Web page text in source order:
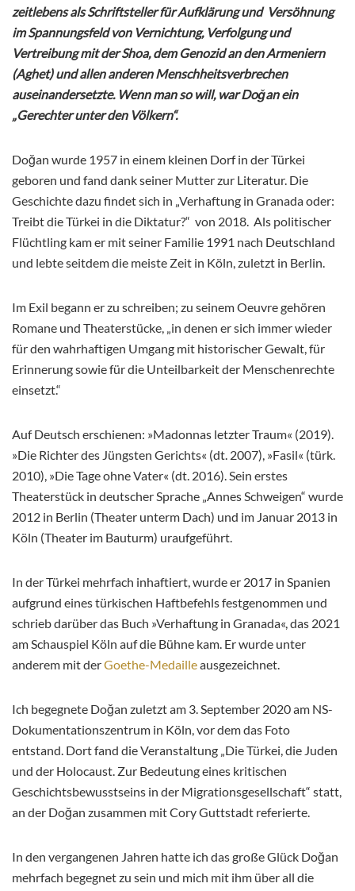
zeitlebens als Schriftsteller für Aufklärung und Versöhnung
im Spannungsfeld von Vernichtung, Verfolgung und
Vertreibung mit der Shoa, dem Genozid an den Armeniern
(Aghet) und allen anderen Menschheitsverbrechen
auseinandersetzte. Wenn man so will, warDoğan ein
„Gerechter unter den Völkern“.
Doğan wurde 1957 in einem kleinen Dorf in der Türkei
geboren und fand dank seiner Mutter zur Literatur. Die
Geschichte dazu findet sich in „Verhaftung in Granada oder:
Treibt die Türkei in die Diktatur?“ von 2018. Als politischer
Flüchtling kam er mit seiner Familie 1991 nach Deutschland
und lebte seitdem die meiste Zeit in Köln, zuletzt in Berlin.
Im Exil begann er zu schreiben; zu seinem Oeuvre gehören
Romane und Theaterstücke, „in denen er sich immer wieder
für den wahrhaftigen Umgang mit historischer Gewalt, für
Erinnerung sowie für die Unteilbarkeit der Menschenrechte
einsetzt.“
Auf Deutsch erschienen: »Madonnas letzter Traum« (2019).
»Die Richter des Jüngsten Gerichts« (dt. 2007), »Fasil« (türk.
2010), »Die Tage ohne Vater« (dt. 2016). Sein erstes
Theaterstück in deutscher Sprache „Annes Schweigen“ wurde
2012 in Berlin (Theater unterm Dach) und im Januar 2013 in
Köln (Theater im Bauturm) uraufgeführt.
In der Türkei mehrfach inhaftiert, wurde er 2017 in Spanien
aufgrund eines türkischen Haftbefehls festgenommen und
schrieb darüber das Buch »Verhaftung in Granada«, das 2021
am Schauspiel Köln auf die Bühne kam. Er wurde unter
anderem mit derGoethe-Medailleausgezeichnet.
Ich begegnete Doğan zuletzt am 3. September 2020 am NS-
Dokumentationszentrum in Köln, vor dem das Foto
entstand. Dort fand die Veranstaltung „Die Türkei, die Juden
und der Holocaust. Zur Bedeutung eines kritischen
Geschichtsbewusstseins in der Migrationsgesellschaft“ statt,
an der Doğan zusammen mit Cory Guttstadt referierte.
In den vergangenen Jahren hatte ich das große Glück Doğan
mehrfach begegnet zu sein und mich mit ihm über all die